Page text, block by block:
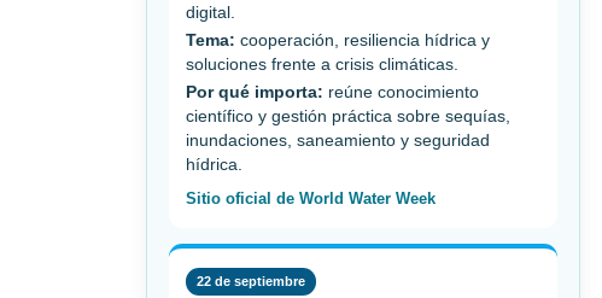
digital.
Tema: cooperación, resiliencia hídrica y
soluciones frente a crisis climáticas.
Por qué importa: reúne conocimiento
científico y gestión práctica sobre sequías,
inundaciones, saneamiento y seguridad
hídrica.
Sitio oficial de World Water Week
22 de septiembre